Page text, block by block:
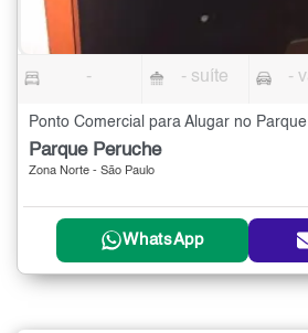
- - suíte -
Ponto Comercial para Alugar no
Parque Peruche
Zona Norte - São Paulo
WhatsApp